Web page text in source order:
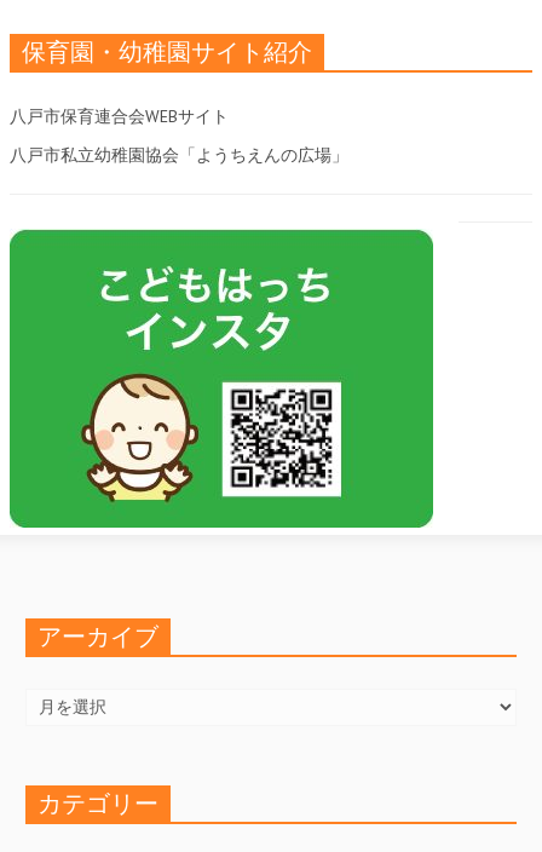
保育園・幼稚園サイト紹介
八戸市保育連合会WEBサイト
八戸市私立幼稚園協会「ようちえんの広場」
アーカイブ
カ
カテゴリー